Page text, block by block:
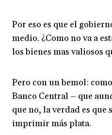
Por eso es que el
medio. ¿Como no va a
los bienes mas valiosos
Pero con un bemol:
Banco Central – que
que no, la verdad es que
imprimir más plata.